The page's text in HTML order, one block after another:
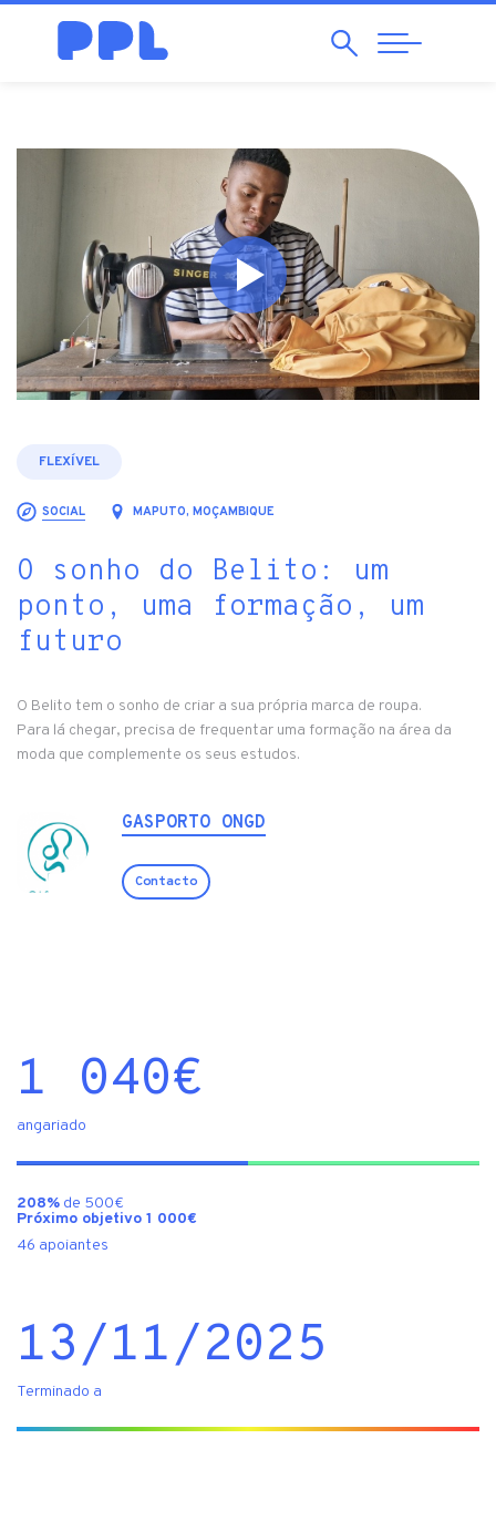
Pesquisar
Abrir
Navegação
FLEXÍVEL
SOCIAL MAPUTO, MOÇAMBIQUE
O sonho do Belito: um
ponto, uma formação, um
futuro
O Belito tem o sonho de criar a sua própria marca de roupa.
Para lá chegar, precisa de frequentar uma formação na área da
moda que complemente os seus estudos.
GASPORTO ONGD
Contacto
1 040€
angariado
208% de 500€
Próximo objetivo 1 000€
46 apoiantes
13/11/2025
Terminado a